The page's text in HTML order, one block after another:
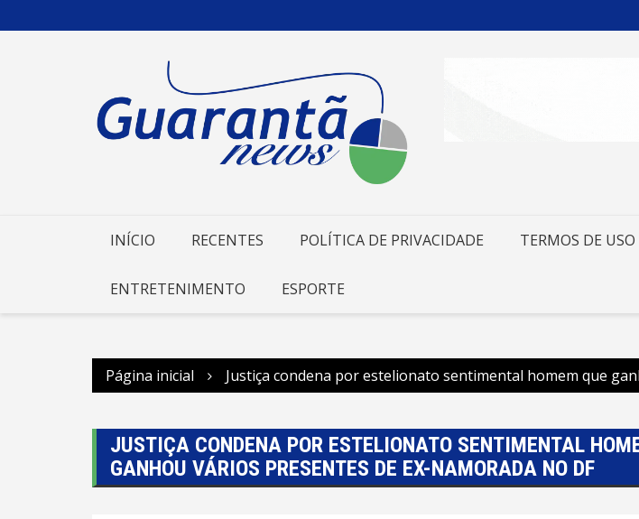
para
INÍCIO RECENTES POLÍTICA DE PRIVACIDADE TERMOS DE USO
ENTRETENIMENTO ESPORTE
Página inicial Justiça condena por estelionato sentimental homem que
JUSTIÇA CONDENA POR ESTELIONATO SENTIMENTAL
GANHOU VÁRIOS PRESENTES DE EX-NAMORADA NO DF